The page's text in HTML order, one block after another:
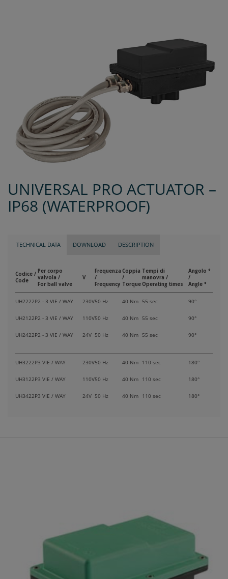
UNIVERSAL PRO ACTUATOR –
IP68 (WATERPROOF)
TECHNICAL DATA DOWNLOAD DESCRIPTION
Codice /
Code
Per corpo
valvola /
For ball valve
V
Frequenza
/
Frequency
Coppia
/
Torque
Tempi di
manovra /
Operating times
Angolo °
/
Angle °
UH2222P2 - 3 VIE / WAY 230V50 Hz 40 Nm 55 sec 90°
UH2122P2 - 3 VIE / WAY 110V50 Hz 40 Nm 55 sec 90°
UH2422P2 - 3 VIE / WAY 24V 50 Hz 40 Nm 55 sec 90°
UH3222P3 VIE / WAY 230V50 Hz 40 Nm 110 sec 180°
UH3122P3 VIE / WAY 110V50 Hz 40 Nm 110 sec 180°
UH3422P3 VIE / WAY 24V 50 Hz 40 Nm 110 sec 180°